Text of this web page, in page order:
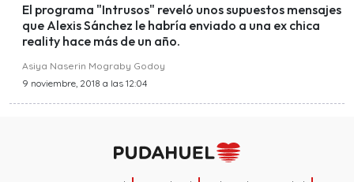
El programa "Intrusos" reveló unos supuestos mensajes
que Alexis Sánchez le habría enviado a una ex chica
reality hace más de un año.
Asiya Naserin Mograby Godoy
9 noviembre, 2018 a las 12:04